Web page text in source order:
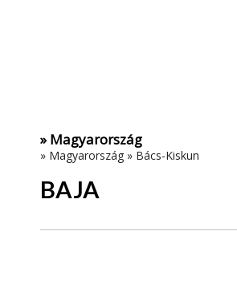
» Magyarország
» Magyarország » Bács-Kiskun
BAJA